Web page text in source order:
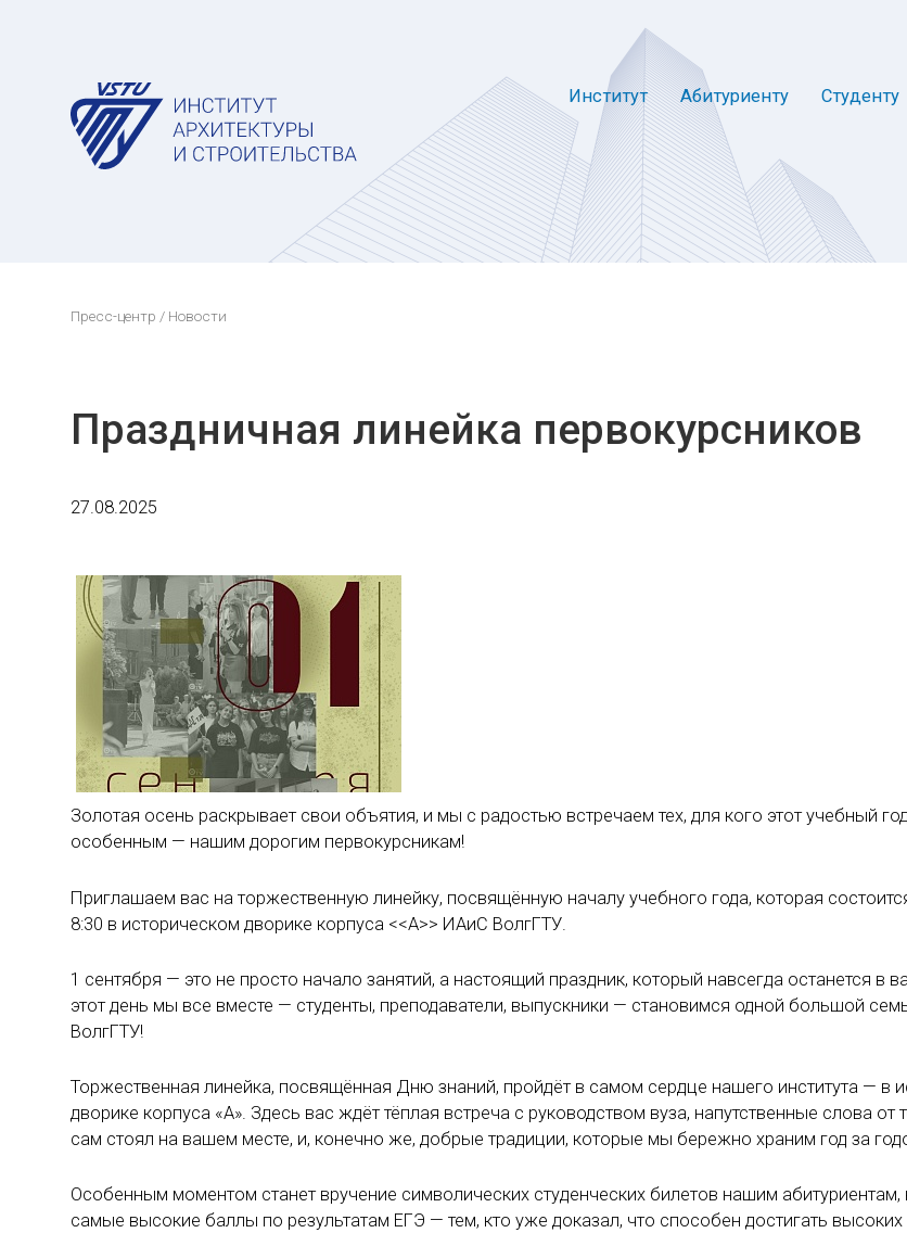
Институт Абитуриенту Студенту
Пресс-центр / Новости
Праздничная линейка первокурсников
27.08.2025
Золотая осень раскрывает свои объятия, и мы с радостью встречаем тех, для кого этот учебный
особенным — нашим дорогим первокурсникам!
Приглашаем вас на торжественную линейку, посвящённую началу учебного года, которая
8:30 в историческом дворике корпуса <<А>> ИАиС ВолгГТУ.
1 сентября — это не просто начало занятий, а настоящий праздник, который навсегда останется в
этот день мы все вместе — студенты, преподаватели, выпускники — становимся одной большой
ВолгГТУ!
Торжественная линейка, посвящённая Дню знаний, пройдёт в самом сердце нашего института — в
дворике корпуса «А». Здесь вас ждёт тёплая встреча с руководством вуза, напутственные слова от
сам стоял на вашем месте, и, конечно же, добрые традиции, которые мы бережно храним год за
Особенным моментом станет вручение символических студенческих билетов нашим
самые высокие баллы по результатам ЕГЭ — тем, кто уже доказал, что способен достигать